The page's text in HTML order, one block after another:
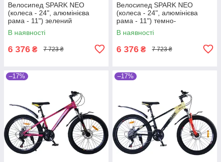
Велосипед SPARK NEO
(колеса - 24", алюмінієва
рама - 11") зелений
В наявності
6 376 ₴ 7 723 ₴
Велосипед SPARK NEO
(колеса - 24", алюмінієва
рама - 11") темно-
фіолетовий із фіолетовим
В наявності
6 376 ₴ 7 723 ₴
–17% –17%